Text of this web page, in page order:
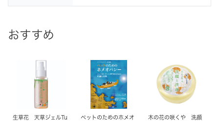
おすすめ
生草花 天草ジェルTu
ペットのためのホメオ
木の花の咲くや 洗顔